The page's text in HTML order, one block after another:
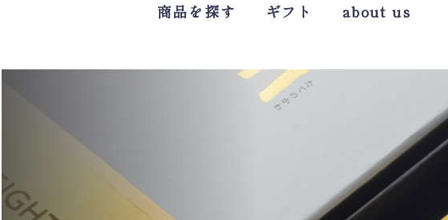
商品を探す ギフト about us